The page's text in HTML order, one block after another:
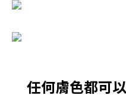
任何膚色都可